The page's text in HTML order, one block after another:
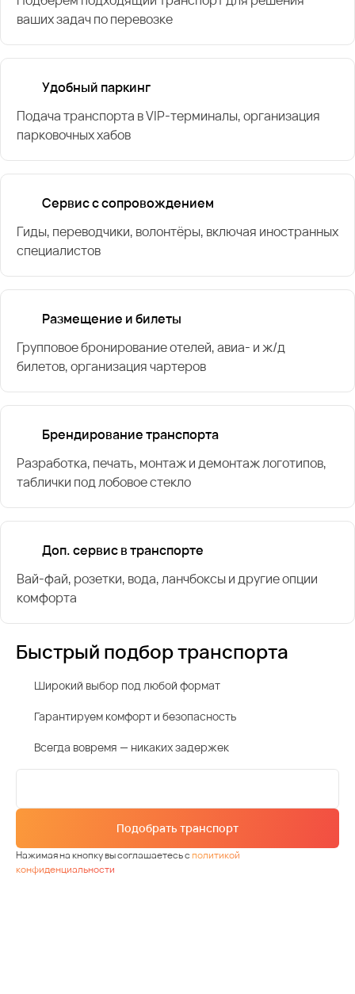
ваших задач по перевозке
Удобный паркинг
Подача транспорта в VIP-терминалы, организация
парковочных хабов
Сервис с сопровождением
Гиды, переводчики, волонтёры, включая иностранных
специалистов
Размещение и билеты
Групповое бронирование отелей, авиа- и ж/д
билетов, организация чартеров
Брендирование транспорта
Разработка, печать, монтаж и демонтаж логотипов,
таблички под лобовое стекло
Доп. сервис в транспорте
Вай-фай, розетки, вода, ланчбоксы и другие опции
комфорта
Быстрый подбор транспорта
Широкий выбор под любой формат
Гарантируем комфорт и безопасность
Всегда вовремя — никаких задержек
Подобрать транспорт
Нажимая на кнопку вы соглашаетесь сполитикой
конфиденциальности